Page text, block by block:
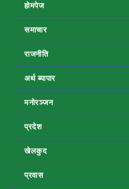
होमपेज
समाचार
राजनीति
अर्थ ब्यापार
मनोरञ्जन
प्रदेश
खेलकुद
प्रवास